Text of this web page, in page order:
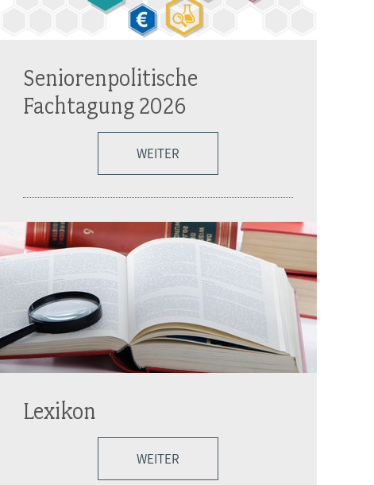
Seniorenpolitische
Fachtagung 2026
WEITER
Lexikon
WEITER